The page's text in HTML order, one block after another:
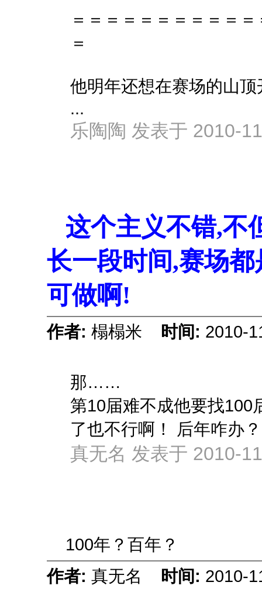
＝＝＝＝＝＝＝＝＝＝
＝
他明年还想在赛场的山
...
乐陶陶 发表于 2010-
这个主义不错,不
长一段时间,赛场
可做啊!
作者: 榻榻米 时间: 2010-
那……
第10届难不成他要找100
了也不行啊！ 后年咋办？
真无名 发表于 2010-
100年？百年？
作者: 真无名 时间: 2010-